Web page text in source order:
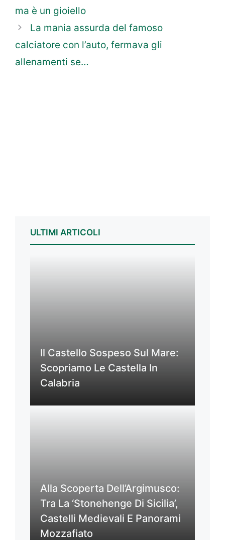
ma è un gioiello
La mania assurda del famoso
calciatore con l’auto, fermava gli
allenamenti se…
ULTIMI ARTICOLI
Il Castello Sospeso Sul Mare:
Scopriamo Le Castella In
Calabria
Alla Scoperta Dell’Argimusco:
Tra La ‘Stonehenge Di Sicilia’,
Castelli Medievali E Panorami
Mozzafiato